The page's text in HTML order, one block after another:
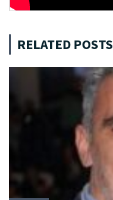
RELATED POSTS